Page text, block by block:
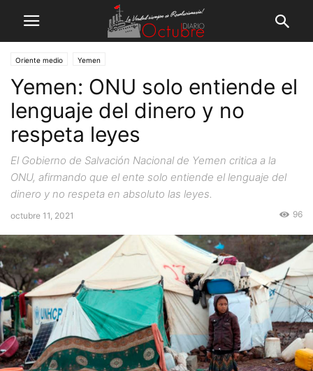
Oriente medio Yemen
Yemen: ONU solo entiende el
lenguaje del dinero y no
respeta leyes
El Gobierno de Salvación Nacional de Yemen critica a la
ONU, afirmando que el ente solo entiende el lenguaje del
dinero y no respeta en absoluto las leyes.
octubre 11, 2021 96